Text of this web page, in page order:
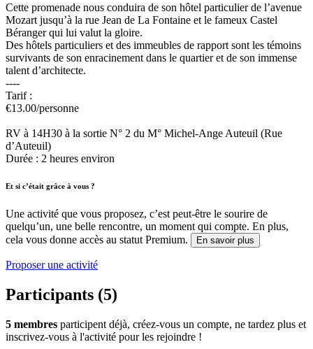
Cette promenade nous conduira de son hôtel particulier de l’avenue
Mozart jusqu’à la rue Jean de La Fontaine et le fameux Castel
Béranger qui lui valut la gloire.
Des hôtels particuliers et des immeubles de rapport sont les témoins
survivants de son enracinement dans le quartier et de son immense
talent d’architecte.
----
Tarif :
€13.00/personne
RV à 14H30 à la sortie N° 2 du M° Michel-Ange Auteuil (Rue
d’Auteuil)
Durée : 2 heures environ
Et si c’était grâce à vous ?
Une activité que vous proposez, c’est peut-être le sourire de
quelqu’un, une belle rencontre, un moment qui compte. En plus,
cela vous donne accès au statut Premium.
En savoir plus
Proposer une activité
Participants (5)
5 membres participent déjà, créez-vous un compte, ne tardez plus et
inscrivez-vous à l'activité pour les rejoindre !